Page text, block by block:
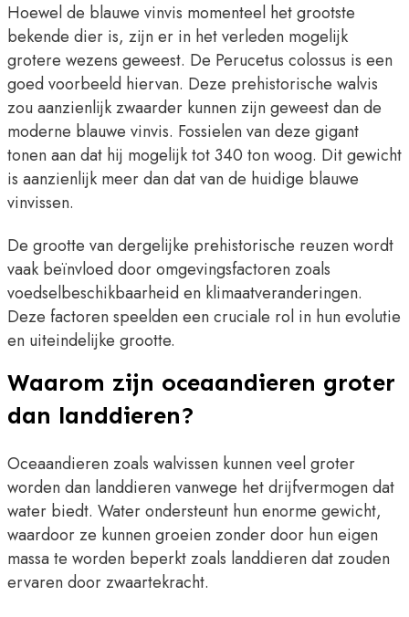
Hoewel de blauwe vinvis momenteel het grootste
bekende dier is, zijn er in het verleden mogelijk
grotere wezens geweest. De Perucetus colossus is een
goed voorbeeld hiervan. Deze prehistorische walvis
zou aanzienlijk zwaarder kunnen zijn geweest dan de
moderne blauwe vinvis. Fossielen van deze gigant
tonen aan dat hij mogelijk tot 340 ton woog. Dit gewicht
is aanzienlijk meer dan dat van de huidige blauwe
vinvissen.
De grootte van dergelijke prehistorische reuzen wordt
vaak beïnvloed door omgevingsfactoren zoals
voedselbeschikbaarheid en klimaatveranderingen.
Deze factoren speelden een cruciale rol in hun evolutie
en uiteindelijke grootte.
Waarom zijn oceaandieren groter
dan landdieren?
Oceaandieren zoals walvissen kunnen veel groter
worden dan landdieren vanwege het drijfvermogen dat
water biedt. Water ondersteunt hun enorme gewicht,
waardoor ze kunnen groeien zonder door hun eigen
massa te worden beperkt zoals landdieren dat zouden
ervaren door zwaartekracht.